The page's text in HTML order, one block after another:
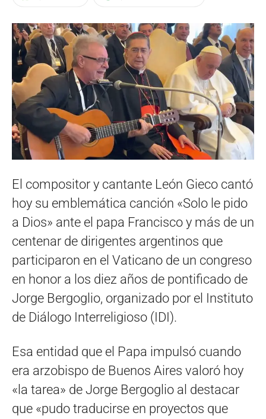
El compositor y cantante León Gieco cantó
hoy su emblemática canción «Solo le pido
a Dios» ante el papa Francisco y más de un
centenar de dirigentes argentinos que
participaron en el Vaticano de un congreso
en honor a los diez años de pontificado de
Jorge Bergoglio, organizado por el Instituto
de Diálogo Interreligioso (IDI).
Esa entidad que el Papa impulsó cuando
era arzobispo de Buenos Aires valoró hoy
«la tarea» de Jorge Bergoglio al destacar
que «pudo traducirse en proyectos que